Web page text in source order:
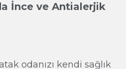
İnce ve Antialerjik
odanızı kendi sağlık